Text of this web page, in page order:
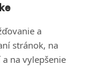
a
stránok, na
na vylepšenie